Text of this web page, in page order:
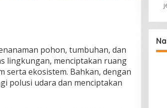
pohon, tumbuhan, dan
lingkungan, menciptakan ruang
serta ekosistem. Bahkan, dengan
polusi udara dan menciptakan